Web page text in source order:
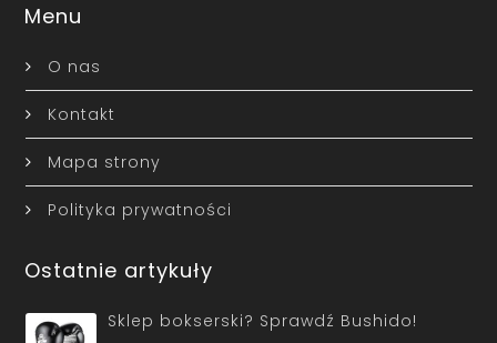
Menu
O nas
Kontakt
Mapa strony
Polityka prywatności
Ostatnie artykuły
Sklep bokserski? Sprawdź Bushido!